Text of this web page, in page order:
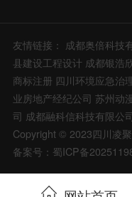
友情链接： 成都奥倍科技
县建设工程设计 成都银浩
商标注册 四川环境应急治
业房地产经纪公司 苏州动
司 成都融科信科技有限公
Copyright © 2023四川凌
备案号：蜀ICP备